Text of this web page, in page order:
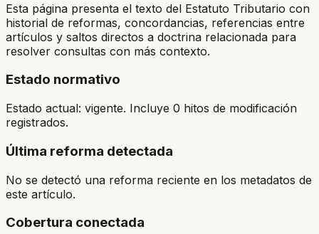
Esta página presenta el texto del Estatuto Tributario con
historial de reformas, concordancias, referencias entre
artículos y saltos directos a doctrina relacionada para
resolver consultas con más contexto.
Estado normativo
Estado actual: vigente. Incluye 0 hitos de modificación
registrados.
Última reforma detectada
No se detectó una reforma reciente en los metadatos de
este artículo.
Cobertura conectada